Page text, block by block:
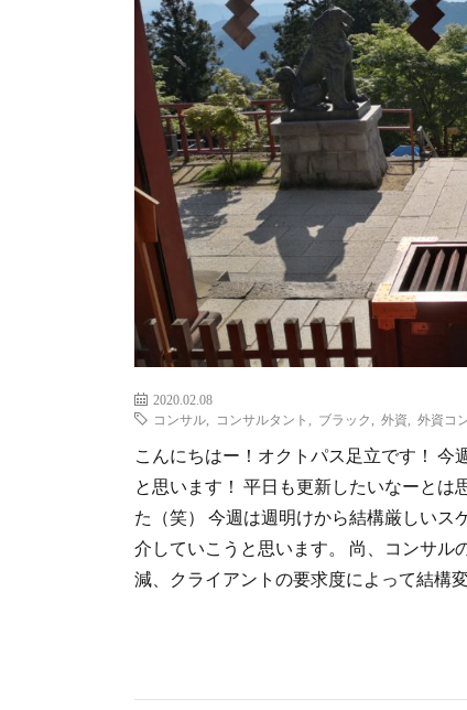
2020.02.08
コンサル
コンサルタント ブラック 外資 外資コ
こんにちはー！オクトパス足立です！ 今
と思います！ 平日も更新したいなーと
た（笑） 今週は週明けから結構厳しい
介していこうと思います。 尚、コンサル
減、クライアントの要求度によって結構